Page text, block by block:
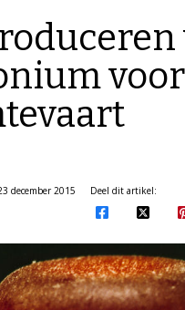
voor
december 2015
Deel dit artikel: